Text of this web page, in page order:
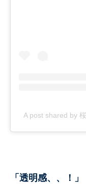
A post shared by
「透明感、、！」